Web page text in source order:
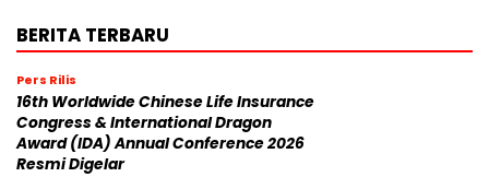
BERITA TERBARU
Pers Rilis
16th Worldwide Chinese Life Insurance
Congress & International Dragon
Award (IDA) Annual Conference 2026
Resmi Digelar